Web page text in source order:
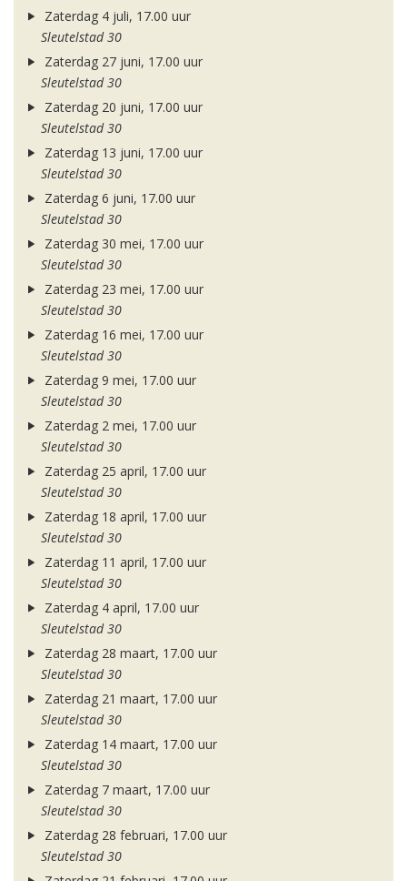
Zaterdag 4 juli, 17.00 uur
Sleutelstad 30
Zaterdag 27 juni, 17.00 uur
Sleutelstad 30
Zaterdag 20 juni, 17.00 uur
Sleutelstad 30
Zaterdag 13 juni, 17.00 uur
Sleutelstad 30
Zaterdag 6 juni, 17.00 uur
Sleutelstad 30
Zaterdag 30 mei, 17.00 uur
Sleutelstad 30
Zaterdag 23 mei, 17.00 uur
Sleutelstad 30
Zaterdag 16 mei, 17.00 uur
Sleutelstad 30
Zaterdag 9 mei, 17.00 uur
Sleutelstad 30
Zaterdag 2 mei, 17.00 uur
Sleutelstad 30
Zaterdag 25 april, 17.00 uur
Sleutelstad 30
Zaterdag 18 april, 17.00 uur
Sleutelstad 30
Zaterdag 11 april, 17.00 uur
Sleutelstad 30
Zaterdag 4 april, 17.00 uur
Sleutelstad 30
Zaterdag 28 maart, 17.00 uur
Sleutelstad 30
Zaterdag 21 maart, 17.00 uur
Sleutelstad 30
Zaterdag 14 maart, 17.00 uur
Sleutelstad 30
Zaterdag 7 maart, 17.00 uur
Sleutelstad 30
Zaterdag 28 februari, 17.00 uur
Sleutelstad 30